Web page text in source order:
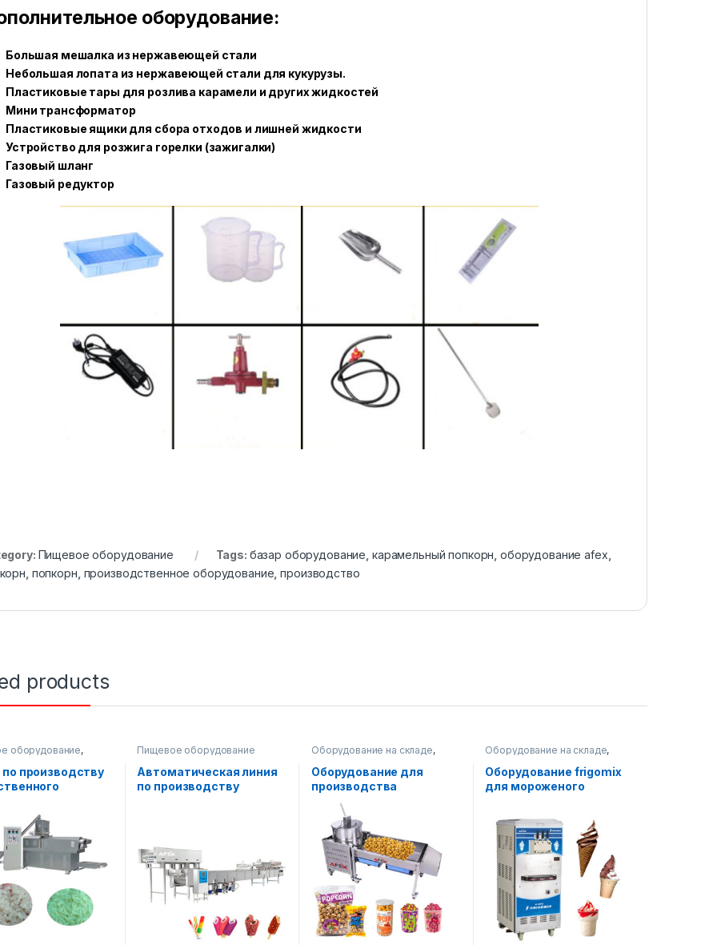
оборудование:
Большая мешалка из нержавеющей стали
Небольшая лопата из нержавеющей стали для кукурузы.
Пластиковые тары для розлива карамели и других жидкостей
Мини трансформатор
Пластиковые ящики для сбора отходов и лишней жидкости
Устройство для розжига горелки (зажигалки)
Газовый шланг
Газовый редуктор
Пищевое оборудование Tags: базар оборудование карамельный попкорн оборудование afex
попкорн производственное оборудование ,производство
products
оборудование,
производственные
производству
Пищевое оборудование
Автоматическая линия
по производству
Оборудование на складе,
Пищевое оборудование
Оборудование для
производства
американского
(карамельного)
попкорна
Оборудование на складе,
Пищевое оборудование
Оборудование frigomix
для мороженого